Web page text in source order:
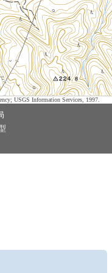
USGS Information Services, 1997.